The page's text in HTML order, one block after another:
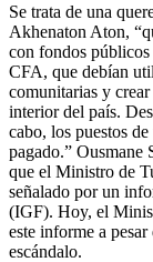
Se trata de una
Akhenaton Aton,
con fondos
CFA, que debían
comunitarias y
interior del país.
cabo, los puestos
pagado.” Ousmane
que el Ministro de
señalado por un
(IGF). Hoy, el
este informe a
escándalo.